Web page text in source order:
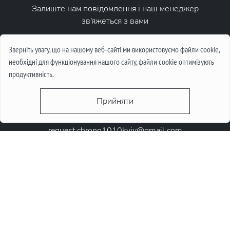
Зверніть увагу, що на нашому веб-сайті ми використовуємо файли cookie,
необхідні для функціонування нашого сайту, файли cookie оптимізують
продуктивність.
Прийняти
request.chrono1010kyiv@gmail.com
Залиште нам повідомлення і наш менеджер
зв'яжеться з вами
Написати повідомлення